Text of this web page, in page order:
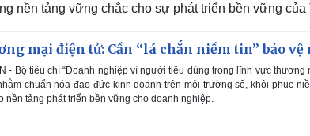
nền tảng vững chắc cho sự phát triển bền vững
mại điện tử: Cần “lá chắn niềm tin” bảo
- Bộ tiêu chí “Doanh nghiệp vì người tiêu dùng trong lĩnh vực thương
chuẩn hóa đạo đức kinh doanh trên môi trường số, khôi phục
nền tảng phát triển bền vững cho doanh nghiệp.